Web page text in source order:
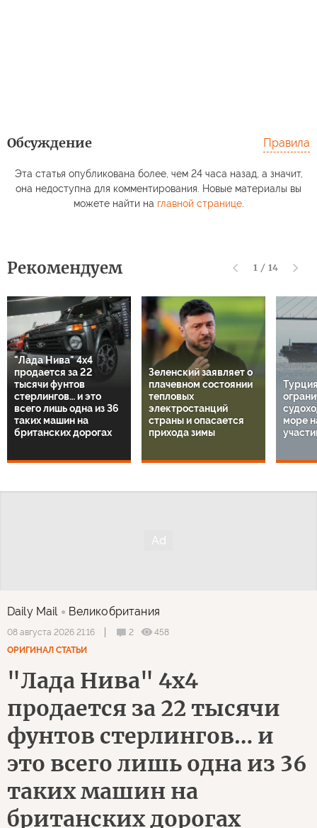
Обсуждение Правила
Эта статья опубликована более, чем 24 часа назад, а значит,
она недоступна для комментирования. Новые материалы вы
можете найти на главной странице.
Рекомендуем 1 / 14
"Лада Нива" 4х4
продается за 22
тысячи фунтов
стерлингов… и это
всего лишь одна из 36
таких машин на
британских дорогах
Зеленский заявляет о
плачевном состоянии
тепловых
электростанций
страны и опасается
прихода зимы
море
Daily Mail Великобритания
08 августа 2026 21:16 2
458
ОРИГИНАЛ СТАТЬИ
"Лада Нива" 4х4
продается за 22 тысячи
фунтов стерлингов… и
это всего лишь одна из 36
таких машин на
британских дорогах